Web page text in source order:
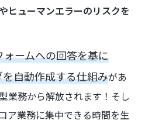
ヒューマンエラーのリスクを
ームへの回答を基に
自動作成する仕組みがあ
業務から解放されます！そし
ア業務に集中できる時間を生